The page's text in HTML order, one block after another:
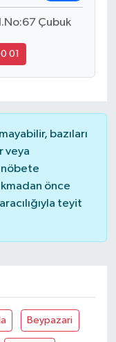
Çubuk
01
bazıları
veya
nöbete
önce
teyit
Beypazari